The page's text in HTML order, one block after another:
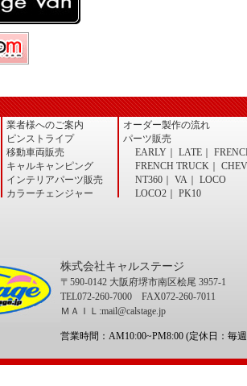
業者様へのご案内
ピンストライプ
移動車両販売
キャルキャンピング
インテリアパーツ販売
カラーチェンジャー
オーダー製作の流れ
パーツ販売
EARLY
LATE
FRENCH TRUCK
NT360
VA
LOCO
LOCO2
PK10
株式会社キャルステージ
〒590-0142 大阪府堺市南区桧尾 3957-1
TEL072-260-7000 FAX072-260-7011
ＭＡＩＬ:mail@calstage.jp
営業時間：AM10:00~PM8:00 (定休日：毎